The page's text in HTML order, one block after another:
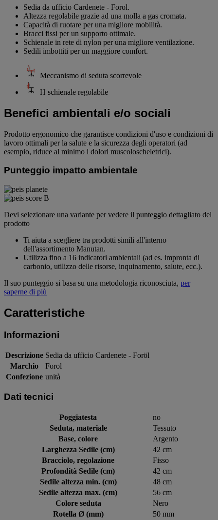
Sedia da ufficio Cardenete - Forol.
Altezza regolabile grazie ad una molla a gas cromata.
Capacità di ruotare per una migliore mobilità.
Bracci fissi per un supporto ottimale.
Schienale in rete di nylon per una migliore ventilazione.
Sedili imbottiti per un maggiore comfort.
Meccanismo di seduta scorrevole
H schienale regolabile
Benefici ambientali e/o sociali
Prodotto ergonomico che garantisce condizioni d'uso e condizioni di
lavoro ottimali per la salute e la sicurezza degli operatori (ad
esempio, riduce al minimo i dolori muscoloscheletrici).
Punteggio impatto ambientale
Devi selezionare una variante per vedere il punteggio dettagliato del
prodotto
Ti aiuta a scegliere tra prodotti simili all'interno
dell'assortimento Manutan.
Utilizza fino a 16 indicatori ambientali (ad es. impronta di
carbonio, utilizzo delle risorse, inquinamento, salute, ecc.).
Il suo punteggio si basa su una metodologia riconosciuta, per
saperne di più
Caratteristiche
Informazioni
Descrizione Sedia da ufficio Cardenete - Foröl
Marchio
Forol
Confezione unità
Dati tecnici
Poggiatesta
no
Seduta, materiale
Tessuto
Base, colore
Argento
Larghezza Sedile (cm)
42 cm
Bracciolo, regolazione
Fisso
Profondità Sedile (cm)
42 cm
Sedile altezza min. (cm)
48 cm
Sedile altezza max. (cm)
56 cm
Colore seduta
Nero
Rotella Ø (mm)
50 mm